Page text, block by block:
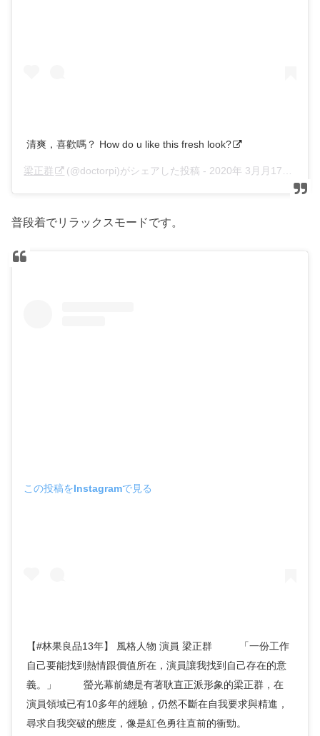
清爽，喜歡嗎？ How do u like this fresh look?
梁正群 (@doctorpi)がシェアした投稿 - 2020年 3月月17日午前6時27分PDT
普段着でリラックスモードです。
この投稿をInstagramで見る
【#林果良品13年】 風格人物 演員 梁正群 ⠀⠀⠀ 「一份工作
自己要能找到熱情跟價值所在，演員讓我找到自己存在的意
義。」 ⠀⠀⠀ 螢光幕前總是有著耿直正派形象的梁正群，在
演員領域已有10多年的經驗，仍然不斷在自我要求與精進，
尋求自我突破的態度，像是紅色勇往直前的衝勁。 ⠀⠀⠀